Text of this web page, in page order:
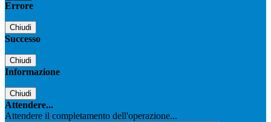
Errore
Chiudi
Successo
Chiudi
Informazione
Chiudi
Attendere...
Attendere il completamento dell'operazione...